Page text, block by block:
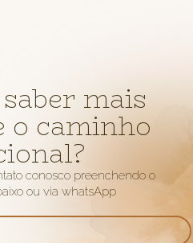
mais
o caminho
conosco preenchendo o
ou via whatsApp